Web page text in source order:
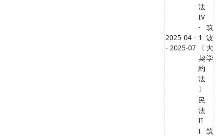
2025-04 -
- 2025-07
法
IV
-
1
〔
契
約
法
〕
筑
波
大
学
民
法
II
I 筑